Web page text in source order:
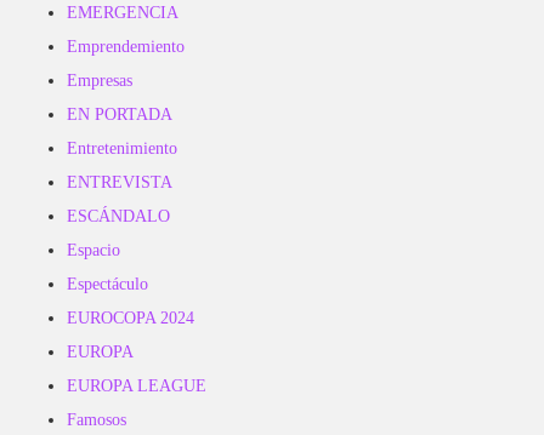
EMERGENCIA
Emprendemiento
Empresas
EN PORTADA
Entretenimiento
ENTREVISTA
ESCÁNDALO
Espacio
Espectáculo
EUROCOPA 2024
EUROPA
EUROPA LEAGUE
Famosos